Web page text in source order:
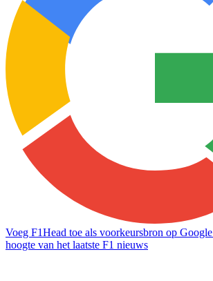
Voeg F1Head toe als voorkeursbron op Google
hoogte van het laatste F1 nieuws